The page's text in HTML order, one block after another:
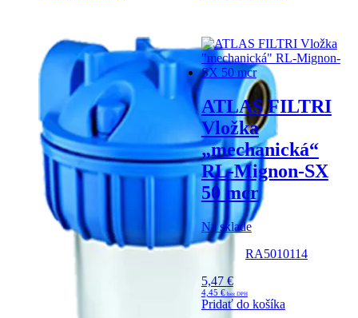
ATLAS FILTRI
Vložka
„mechanická“
RL-Mignon-SX
50 mcr
Na sklade
RA5010114
5,47 €
4,45 €
Pridať do košíka